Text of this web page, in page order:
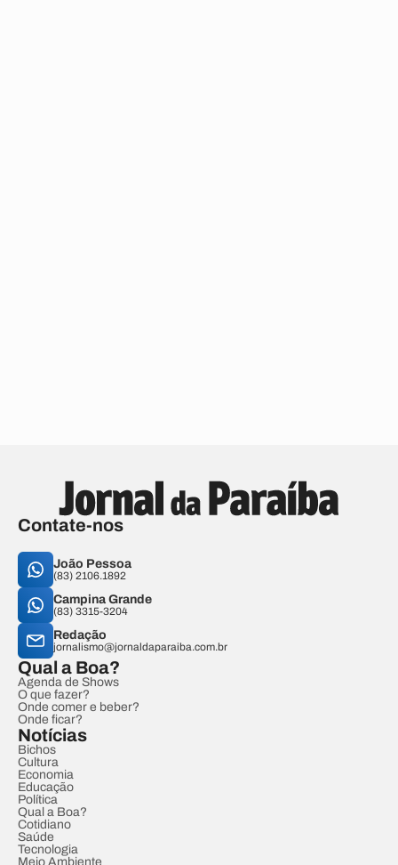
Contate-nos
João Pessoa
(83) 2106.1892
Campina Grande
(83) 3315-3204
Redação
jornalismo@jornaldaparaiba.com.br
Qual a Boa?
Agenda de Shows
O que fazer?
Onde comer e beber?
Onde ficar?
Notícias
Bichos
Cultura
Economia
Educação
Política
Qual a Boa?
Cotidiano
Saúde
Tecnologia
Meio Ambiente